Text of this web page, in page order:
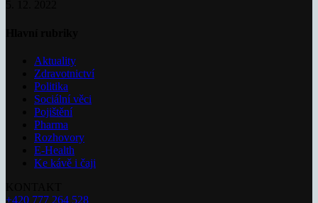
Aktuality
Zdravotnictví
Politika
Sociální věci
Pojištění
Pharma
Rozhovory
E-Health
Ke kávě i čaji
+420 777 264 528